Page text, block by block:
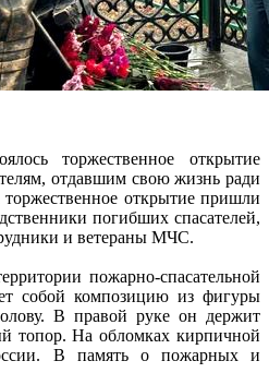
торжественное открытие
отдавшим свою жизнь ради
открытие пришли
погибших спасателей,
и ветераны МЧС.
пожарно-спасательной
собой композицию из фигуры
В правой руке он держит
топор. На обломках кирпичной
В память о пожарных и